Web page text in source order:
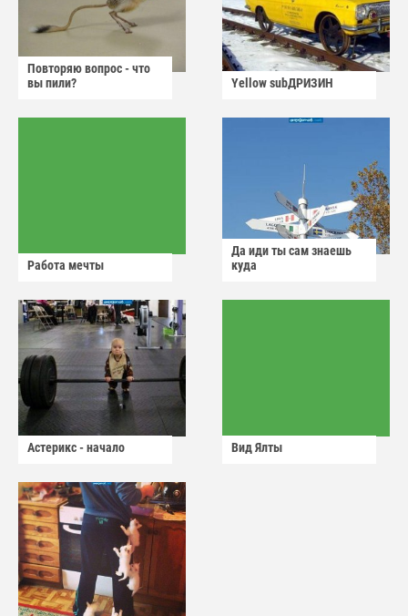
Повторяю вопрос - что
вы пили?
Yellow subДРИЗИН
Работа мечты
Да иди ты сам знаешь
куда
Астерикс - начало Вид Ялты